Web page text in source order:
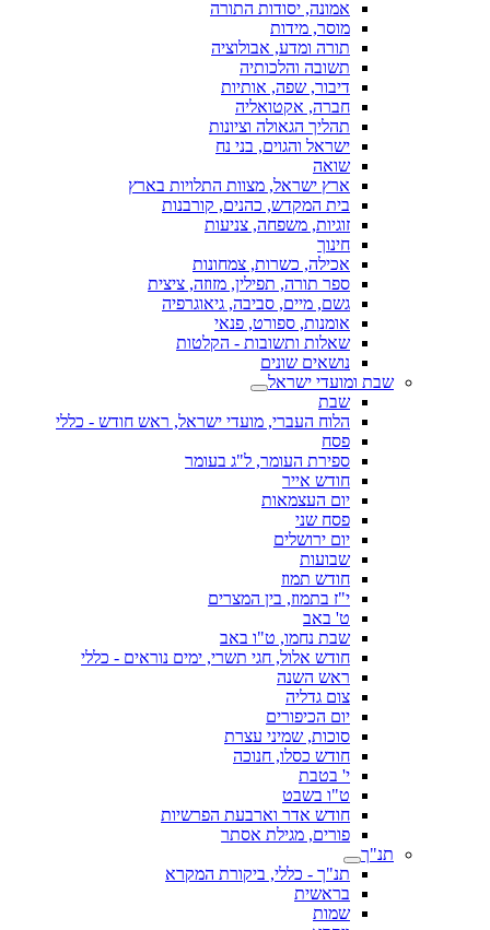
אמונה, יסודות התורה
מוסר, מידות
תורה ומדע, אבולוציה
תשובה והלכותיה
דיבור, שפה, אותיות
חברה, אקטואליה
תהליך הגאולה וציונות
ישראל והגוים, בני נח
שואה
ארץ ישראל, מצוות התלויות בארץ
בית המקדש, כהנים, קורבנות
זוגיות, משפחה, צניעות
חינוך
אכילה, כשרות, צמחונות
ספר תורה, תפילין, מזוזה, ציצית
גשם, מיים, סביבה, גיאוגרפיה
אומנות, ספורט, פנאי
שאלות ותשובות - הקלטות
נושאים שונים
שבת ומועדי ישראל
שבת
הלוח העברי, מועדי ישראל, ראש חודש - כללי
פסח
ספירת העומר, ל"ג בעומר
חודש אייר
יום העצמאות
פסח שני
יום ירושלים
שבועות
חודש תמוז
י"ז בתמוז, בין המצרים
ט' באב
שבת נחמו, ט"ו באב
חודש אלול, חגי תשרי, ימים נוראים - כללי
ראש השנה
צום גדליה
יום הכיפורים
סוכות, שמיני עצרת
חודש כסלו, חנוכה
י' בטבת
ט"ו בשבט
חודש אדר וארבעת הפרשיות
פורים, מגילת אסתר
תנ"ך
תנ"ך - כללי, ביקורת המקרא
בראשית
שמות